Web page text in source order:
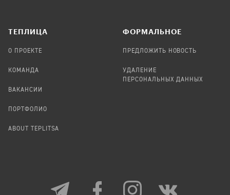
TЕПЛИЦА
О ПРОЕКТЕ
КОМАНДА
ВАКАНСИИ
ПОРТФОЛИО
ABOUT TEPLITSA
ФОРМАЛЬНОЕ
ПРЕДЛОЖИТЬ НОВОСТЬ
УДАЛЕНИЕ
ПЕРСОНАЛЬНЫХ ДАННЫХ